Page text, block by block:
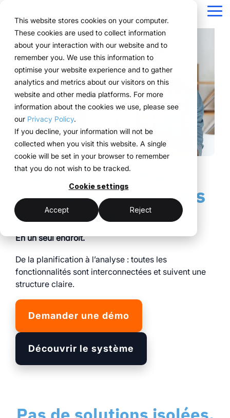
This website stores cookies on your computer.
These cookies are used to collect information
about your interaction with our website and to
remember you. We use this information to
optimise your website experience and to gather
analytics and metrics about our visitors on this
website and other media platforms. For more
information about the cookies we use, please see
our Privacy Policy.
If you decline, your information will not be
collected when you visit this website. A single
cookie will be set in your browser to remember
that you do not wish to be tracked.
Cookie settings
Accept Reject
navigation
Aperçu
Comment ça fonctionne
Le Système
Une structure pour
vos processus
événementiels
ExpoCloud regroupe la
planification, l’exécution
et l’analyse au sein d’un
système centralisé.
Pour les entreprises qui
souhaitent standardiser
leurs présences salons
et les piloter de manière
évolutive.
Un système plutôt
que des solutions
Des processus clairs
pour tous les
Une transparence et
un contrôle total
Fonctions
Planification
Réservation
Logistique
Analytique
Gestion de projet
Tout ce dont vous
avez besoin pour
vos événements
De la première
planification à l’analyse,
toutes les
fonctionnalités
s’articulent entre elles et
suivent une structure
claire.
Plateforme
centralisée
(myWWM)
Logistique intégrée
des décisions
éclairées
Découvrez également
tous les modules et
services myWWM :
Équipes marketing
Responsable d'événements
Approvisionnement
Pour les
entreprises aux
structures
événementielles
complexes
ExpoCloud s’adresse
aux équipes qui
participent
régulièrement à des
salons et souhaitent
enfin structurer leurs
processus.
coordination
Plus de contrôle
sur l’ensemble des
sites
Références
Projets
Éprouvé sur le
terrain
Des entreprises de
différents secteurs
pilotent leurs
événements de manière
efficace, évolutive et
structurée avec
ExpoCloud.
Prix & Modèle
Systèmes de location expliqués
Forfait logistique
Scalabilité
Public versionÀ propos d'ExpoCloud
WWM groupe
Durabilité
Technologie & plateforme
Blog
La
technologie
au service
de
l’exécution
ExpoCloud
combine
logiciel,
construction
de stands et
logistique, développé
et exploité par
le groupe
Tout ce dont vous
avez besoin pour vos
événements.
En un seul endroit.
De la planification à l’analyse : toutes les
fonctionnalités sont interconnectées et suivent une
structure claire.
Demander une démo
Découvrir le système